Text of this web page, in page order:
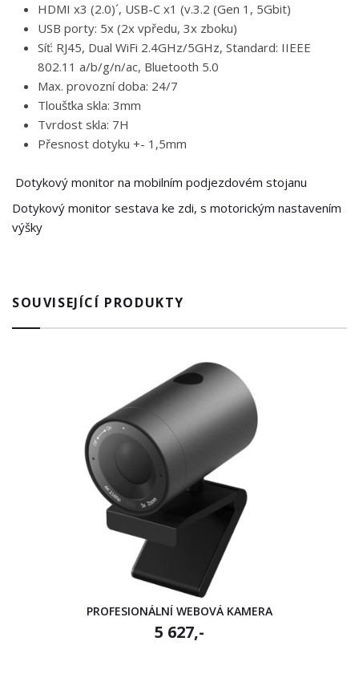
HDMI x3 (2.0)´, USB-C x1 (v.3.2 (Gen 1, 5Gbit)
USB porty: 5x (2x vpředu, 3x zboku)
Síť: RJ45, Dual WiFi 2.4GHz/5GHz, Standard: IIEEE
802.11 a/b/g/n/ac, Bluetooth 5.0
Max. provozní doba: 24/7
Tloušťka skla: 3mm
Tvrdost skla: 7H
Přesnost dotyku +- 1,5mm
Dotykový monitor na mobilním podjezdovém stojanu
Dotykový monitor sestava ke zdi, s motorickým nastavením
výšky
SOUVISEJÍCÍ PRODUKTY
PROFESIONÁLNÍ WEBOVÁ KAMERA
5 627,-